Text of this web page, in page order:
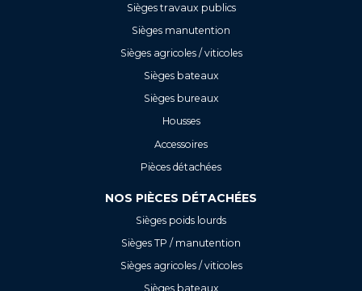
Sièges travaux publics
Sièges manutention
Sièges agricoles / viticoles
Sièges bateaux
Sièges bureaux
Housses
Accessoires
Pièces détachées
NOS PIÈCES DÉTACHÉES
Sièges poids lourds
Sièges TP / manutention
Sièges agricoles / viticoles
Sièges bateaux